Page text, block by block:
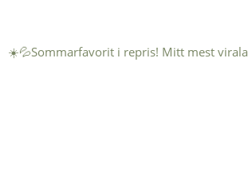
☀️💦Sommarfavorit i repris! Mitt mest virala